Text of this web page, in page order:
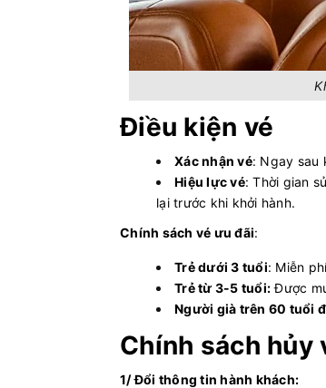
Điều kiện vé
Xác nhận vé: Ngay sau
Hiệu lực vé: Thời gian
lại trước khi khởi hành.
Chính sách vé ưu đãi:
Trẻ dưới 3 tuổi: Miễn
Trẻ từ 3-5 tuổi:Được
Người già trên 60 tuổi
Chính sách hủy
1/ Đổi thông tin hành khách: